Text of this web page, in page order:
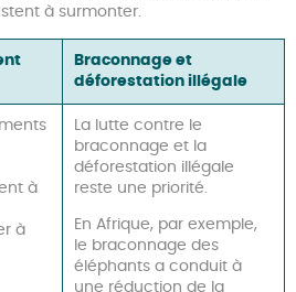
à surmonter.
Braconnage et
déforestation illégale
à
à
La lutte contre le
braconnage et la
déforestation illégale
reste une priorité.
En Afrique, par exemple,
le braconnage des
éléphants a conduit à
une réduction de la